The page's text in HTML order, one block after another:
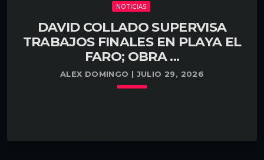
NOTICIAS
DAVID COLLADO SUPERVISA
TRABAJOS FINALES EN PLAYA EL
FARO; OBRA ...
ALEX DOMINGO | JULIO 29, 2026